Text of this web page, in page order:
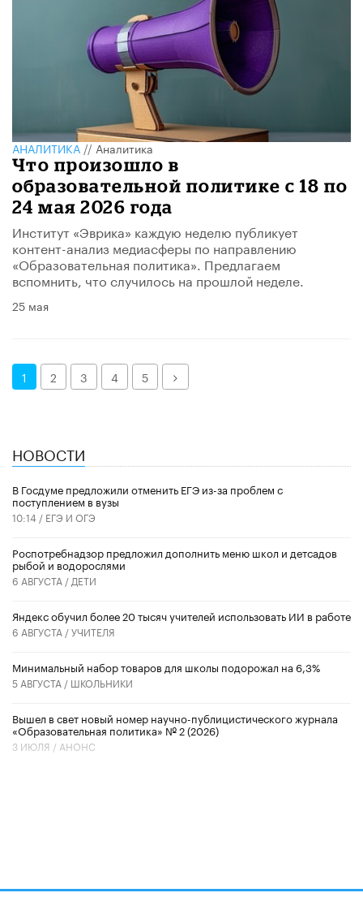
АНАЛИТИКА//Аналитика
Что произошло в
образовательной политике с 18 по
24 мая 2026 года
Институт «Эврика» каждую неделю публикует
контент-анализ медиасферы по направлению
«Образовательная политика». Предлагаем
вспомнить, что случилось на прошлой неделе.
25 мая
1 2 3 4 5 Далее
НОВОСТИ
В Госдуме предложили отменить ЕГЭ из-за проблем с
поступлением в вузы
10:14 / ЕГЭ И ОГЭ
Роспотребнадзор предложил дополнить меню школ и детсадов
рыбой и водорослями
6 АВГУСТА / ДЕТИ
​Яндекс обучил более 20 тысяч учителей использовать ИИ в работе
6 АВГУСТА /УЧИТЕЛЯ
Минимальный набор товаров для школы подорожал на 6,3%
5 АВГУСТА / ШКОЛЬНИКИ
Вышел в свет новый номер научно-публицистического журнала
«Образовательная политика» № 2 (2026)
3 ИЮЛЯ / АНОНС